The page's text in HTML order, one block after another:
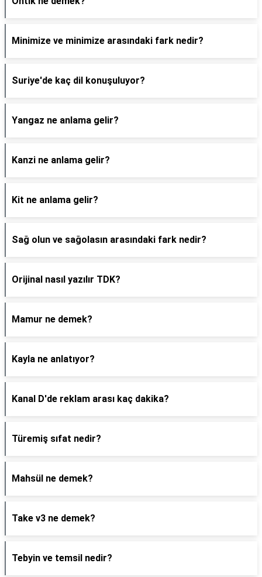
Minimize ve minimize arasındaki fark nedir?
Suriye'de kaç dil konuşuluyor?
Yangaz ne anlama gelir?
Kanzi ne anlama gelir?
Kit ne anlama gelir?
Sağ olun ve sağolasın arasındaki fark nedir?
Orijinal nasıl yazılır TDK?
Mamur ne demek?
Kayla ne anlatıyor?
Kanal D'de reklam arası kaç dakika?
Türemiş sıfat nedir?
Mahsül ne demek?
Take v3 ne demek?
Tebyin ve temsil nedir?